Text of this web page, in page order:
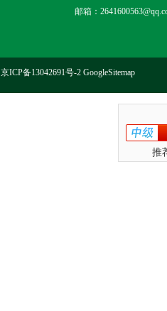
邮箱：
京ICP备13042691号-2 GoogleSitemap
推